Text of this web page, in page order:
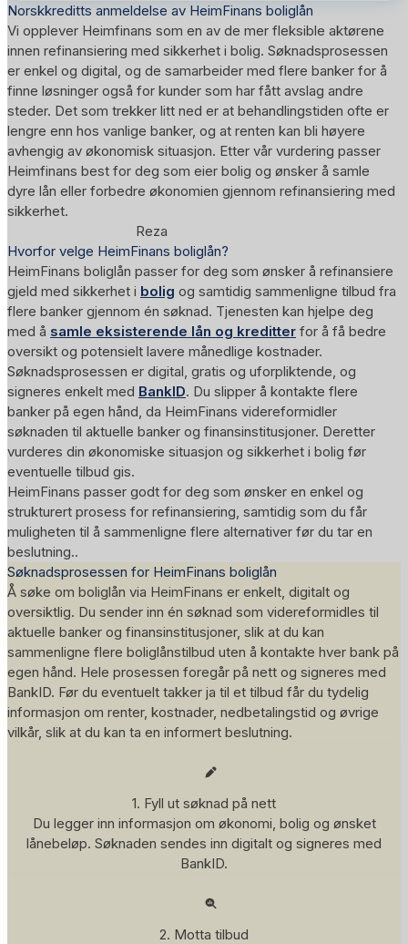
Norskkreditts anmeldelse av HeimFinans boliglån
Vi opplever Heimfinans som en av de mer fleksible aktørene
innen refinansiering med sikkerhet i bolig. Søknadsprosessen
er enkel og digital, og de samarbeider med flere banker for å
finne løsninger også for kunder som har fått avslag andre
steder. Det som trekker litt ned er at behandlingstiden ofte er
lengre enn hos vanlige banker, og at renten kan bli høyere
avhengig av økonomisk situasjon. Etter vår vurdering passer
Heimfinans best for deg som eier bolig og ønsker å samle
dyre lån eller forbedre økonomien gjennom refinansiering med
sikkerhet.
Reza
Hvorfor velge HeimFinans boliglån?
HeimFinans boliglån passer for deg som ønsker å refinansiere
gjeld med sikkerhet i bolig og samtidig sammenligne tilbud fra
flere banker gjennom én søknad. Tjenesten kan hjelpe deg
med å samle eksisterende lån og kreditter for å få bedre
oversikt og potensielt lavere månedlige kostnader.
Søknadsprosessen er digital, gratis og uforpliktende, og
signeres enkelt med BankID. Du slipper å kontakte flere
banker på egen hånd, da HeimFinans videreformidler
søknaden til aktuelle banker og finansinstitusjoner. Deretter
vurderes din økonomiske situasjon og sikkerhet i bolig før
eventuelle tilbud gis.
HeimFinans passer godt for deg som ønsker en enkel og
strukturert prosess for refinansiering, samtidig som du får
muligheten til å sammenligne flere alternativer før du tar en
beslutning..
Søknadsprosessen for HeimFinans boliglån
Å søke om boliglån via HeimFinans er enkelt, digitalt og
oversiktlig. Du sender inn én søknad som videreformidles til
aktuelle banker og finansinstitusjoner, slik at du kan
sammenligne flere boliglånstilbud uten å kontakte hver bank på
egen hånd. Hele prosessen foregår på nett og signeres med
BankID. Før du eventuelt takker ja til et tilbud får du tydelig
informasjon om renter, kostnader, nedbetalingstid og øvrige
vilkår, slik at du kan ta en informert beslutning.
1. Fyll ut søknad på nett
Du legger inn informasjon om økonomi, bolig og ønsket
lånebeløp. Søknaden sendes inn digitalt og signeres med
BankID.
2. Motta tilbud